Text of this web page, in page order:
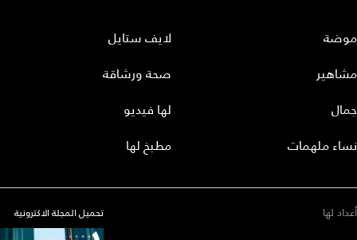
موضة
مشاهير
جمال
نساء ملهمات
لايف ستايل
صحة ورشاقة
لها فيديو
مطبخ لها
أعداد لها
تحميل المجلة الاكترونية